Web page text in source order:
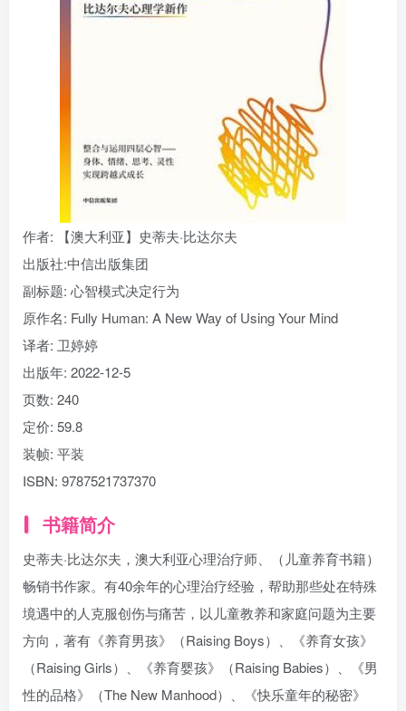
作者: 【澳大利亚】史蒂夫·比达尔夫
出版社:中信出版集团
副标题: 心智模式决定行为
原作名: Fully Human: A New Way of Using Your Mind
译者: 卫婷婷
出版年: 2022-12-5
页数: 240
定价: 59.8
装帧: 平装
ISBN: 9787521737370
书籍简介
史蒂夫·比达尔夫，澳大利亚心理治疗师、（儿童养育书籍）
畅销书作家。有40余年的心理治疗经验，帮助那些处在特殊
境遇中的人克服创伤与痛苦，以儿童教养和家庭问题为主要
方向，著有《养育男孩》（Raising Boys）、《养育女孩》
（Raising Girls）、《养育婴孩》（Raising Babies）、《男
性的品格》（The New Manhood）、《快乐童年的秘密》
记住登录